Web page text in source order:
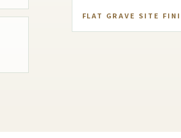
FLAT GRAVE SITE